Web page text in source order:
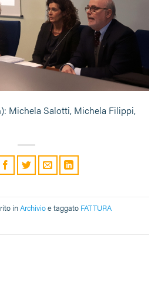
Michela Salotti, Michela Filippi,
inArchivioe taggato FATTURA